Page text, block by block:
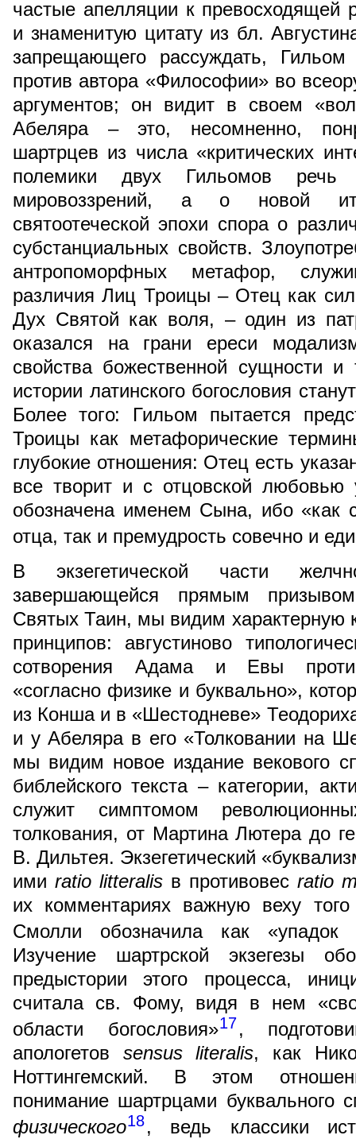
частые апелляции к превосходящей
и знаменитую цитату из бл.
запрещающего рассуждать,
против автора «Философии» во
аргументов; он видит в своем
Абеляра – это, несомненно,
шартрцев из числа «критических
полемики двух Гильомов
мировоззрений, а о новой
святоотеческой эпохи спора о
субстанциальных свойств.
антропоморфных метафор,
различия Лиц Троицы – Отец как
Дух Святой как воля, – один из
оказался на грани ереси
свойства божественной сущности
истории латинского богословия
Более того: Гильом пытается
Троицы как метафорические
глубокие отношения: Отец есть
все творит и с отцовской любовью
обозначена именем Сына, ибо «как
отца, так и премудрость совечно и
В экзегетической части
завершающейся прямым
Святых Таин, мы видим характерную
принципов: августиново
сотворения Адама и Евы
«согласно физике и буквально»,
из Конша и в «Шестодневе»
и у Абеляра в его «Толковании на
мы видим новое издание векового
библейского текста – категории,
служит симптомом
толкования, от Мартина Лютера до
В. Дильтея. Экзегетический
ими ratio litteralis в противовес ratio
их комментариях важную веху
Смолли обозначила как «упадок
Изучение шартрской экзегезы
предыстории этого процесса,
считала св. Фому, видя в нем
области богословия»17,
апологетов sensus literalis, как
Ноттингемский. В этом
понимание шартрцами буквального
физического18, ведь классики